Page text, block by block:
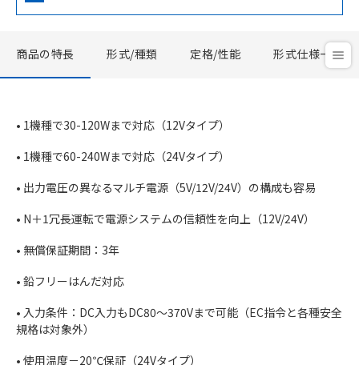
商品の特長 形式/種類 定格/性能 形式仕様一覧
• 1機種で30-120Wまで対応（12Vタイプ）
• 1機種で60-240Wまで対応（24Vタイプ）
• 出力電圧の異なるマルチ電源（5V/12V/24V）の構成も容易
• N＋1冗長運転で電源システムの信頼性を向上（12V/24V）
• 無償保証期間：3年
• 鉛フリーはんだ対応
• 入力条件：DC入力もDC80～370Vまで可能（EC指令と各種安全
規格は対象外）
• 使用温度－20℃保証（24Vタイプ）